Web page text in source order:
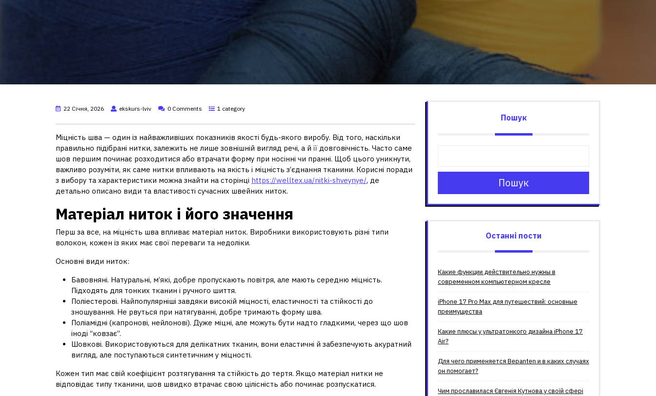
22 Січня, 2026 ekskurs-lviv 0 Comments 1 category
Міцність шва — один із найважливіших показників якості будь-якого виробу. Від того, наскільки
правильно підібрані нитки, залежить не лише зовнішній вигляд речі, а й її довговічність. Часто саме
шов першим починає розходитися або втрачати форму при носінні чи пранні. Щоб цього уникнути,
важливо розуміти, як саме нитки впливають на якість і міцність з’єднання тканини. Корисні поради
з вибору та характеристики можна знайти на сторінці https://welltex.ua/nitki-shveynye/, де
детально описано види та властивості сучасних швейних ниток.
Матеріал ниток і його значення
Перш за все, на міцність шва впливає матеріал ниток. Виробники використовують різні типи
волокон, кожен із яких має свої переваги та недоліки.
Основні види ниток:
Бавовняні. Натуральні, м’які, добре пропускають повітря, але мають середню міцність.
Підходять для тонких тканин і ручного шиття.
Поліестерові. Найпопулярніші завдяки високій міцності, еластичності та стійкості до
зношування. Не рвуться при натягуванні, добре тримають форму шва.
Поліамідні (капронові, нейлонові). Дуже міцні, але можуть бути надто гладкими, через що шов
іноді “ковзає”.
Шовкові. Використовуються для делікатних тканин, вони еластичні й забезпечують акуратний
вигляд, але поступаються синтетичним у міцності.
Кожен тип має свій коефіцієнт розтягування та стійкість до тертя. Якщо матеріал нитки не
відповідає типу тканини, шов швидко втрачає свою цілісність або починає розпускатися.
Пошук
Пошук
Останні пости
Какие функции действительно нужны в
современном компьютерном кресле
iPhone 17 Pro Max для путешествий: основные
преимущества
Какие плюсы у ультратонкого дизайна iPhone 17
Air?
Для чего применяется Bepanten и в каких случаях
он помогает?
Чим прославилася Євгенія Кутнова у своїй сфері